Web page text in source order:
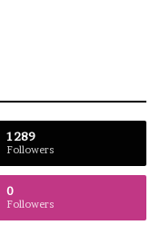
1289
Followers
0
Followers